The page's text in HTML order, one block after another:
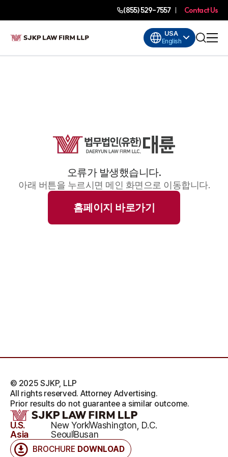
(855) 529-7557 Contact Us
USA
English
오류가 발생했습니다.
아래 버튼을 누르시면 메인 화면으로 이동합니다.
홈페이지 바로가기
BROCHURE DOWNLOAD
U.S. New YorkWashington, D.C.
Asia
SeoulBusan
© 2025 SJKP, LLP
All rights reserved. Attorney Advertising.
Prior results do not guarantee a similar outcome.